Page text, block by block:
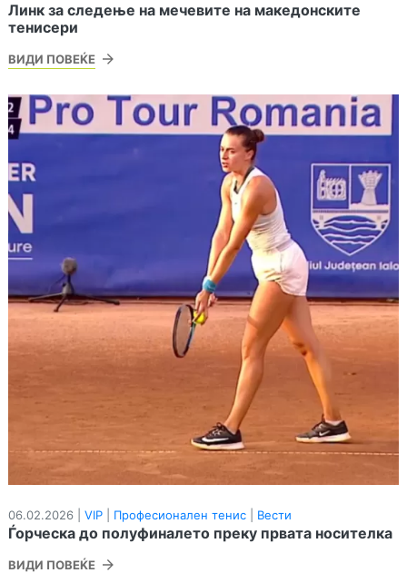
Линк за следење на мечевите на македонските
тенисери
ВИДИ ПОВЕЌЕ
06.02.2026 | VIP Професионален тенис Вести
Ѓорческа до полуфиналето преку првата носителка
ВИДИ ПОВЕЌЕ